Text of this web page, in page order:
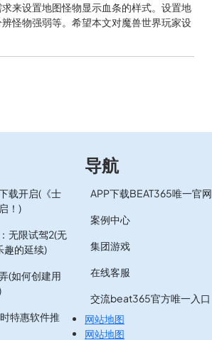
来设置地图怪物显示血条的样式。设置地
怪物强弱等。希望本文对魔兽世界玩家设
载开启(《士
！)
无限试驾2(无
趣的延续)
(如何创建用
特惠软件推
导航
APP下载BEAT365唯一官网
案例中心
集团游戏
在线客服
交流beat365官方唯一入口
网站地图
网站地图